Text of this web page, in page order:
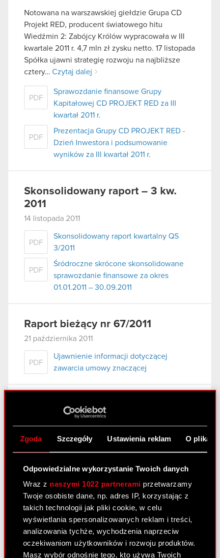
Zgoda Szczegóły Ustawienia reklam O
Odpowiedzialne wykorzystanie Twoich danych
Wraz z naszymi 1022 partnerami przetwarzamy
Twoje osobiste dane, np. adres IP, korzystając z
takich technologii jak pliki cookie, w celu
wyświetlania spersonalizowanych reklam i treści,
analizowania tychże, wychodzenia naprzeciw
oczekiwaniom użytkowników i rozwoju produktów.
Masz wybór odnośnie tego, kto używa Twoich
Notowana na warszawskiej giełdzie Grupa CD
Projekt RED, producent światowego hitu
Wiedźmin 2: Zabójcy Królów wypracowała w III
kwartale 2011 r. 4,7 mln zł zysku netto. 17 listopada
Spółka ujawni strategię rozwoju na najbliższe
cztery… Czytaj dalej
PDF
Sprawozdanie finansowe Grupy
Kapitałowej CD PROJEKT RED za III
kwartał 2011 r.
PDF
Prezentacja Grupy CD PROJEKT RED -
Dzień Inwestora i podsumowanie
wyników za III kwartał 2011 r.
Skonsolidowany raport – 3 kw.
2011
14 listopada 2011
PDF
Skonsolidowany raport kwartalny QS
3/2011
PDF
Śródroczne skrócone skonsolidowane
sprawozdanie finansowe za okres
01.01.2011 – 30.09.2011
Raport bieżący nr 67/2011
21 października 2011
PDF
Ujawnienie informacji dotyczącej
zawarcia umowy znaczącej
Raport bieżący nr 66/2011
21 października 2011
PDF
Ujawnienie informacji dotyczącej umowy
Raport bieżący nr 66/2011
21 października 2011
PDF
Ujawnienie informacji dotyczącej umowy
znaczącej